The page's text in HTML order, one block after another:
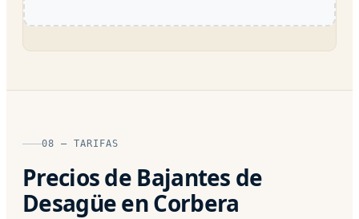
08 — TARIFAS
Precios de Bajantes de
Desagüe en Corbera